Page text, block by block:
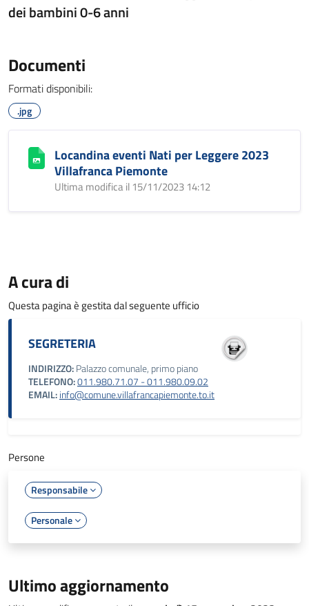
dei bambini 0-6 anni
Documenti
Formati disponibili:
.jpg
Locandina eventi Nati per Leggere 2023
Villafranca Piemonte
Ultima modifica il 15/11/2023 14:12
A cura di
Questa pagina è gestita dal seguente ufficio
SEGRETERIA
INDIRIZZO:Palazzo comunale, primo piano
TELEFONO:011.980.71.07 - 011.980.09.02
EMAIL:info@comune.villafrancapiemonte.to.it
Persone
Responsabile
Personale
Ultimo aggiornamento